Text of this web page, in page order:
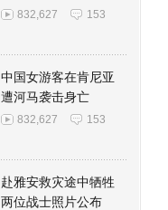
832,627 153
中国女游客在肯尼亚
遭河马袭击身亡
832,627 153
赴雅安救灾途中牺牲
两位战士照片公布